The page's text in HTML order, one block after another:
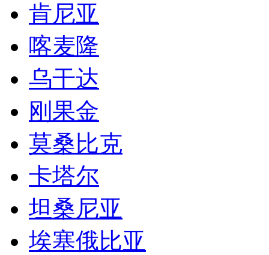
肯尼亚
喀麦隆
乌干达
刚果金
莫桑比克
卡塔尔
坦桑尼亚
埃塞俄比亚